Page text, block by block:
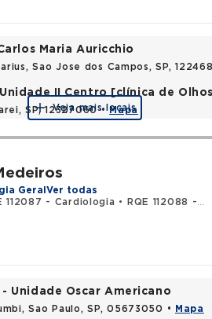
Maria Auricchio
Sao Jose dos Campos, SP,
II Centro [clínica de
SP, 12327060 •Mapa
Veja mais locais
Geral Ver todas
112087 - Cardiologia •
RQE 112088 - Clínica médica
Unidade Oscar Americano
Sao Paulo, SP, 05673050 • Mapa